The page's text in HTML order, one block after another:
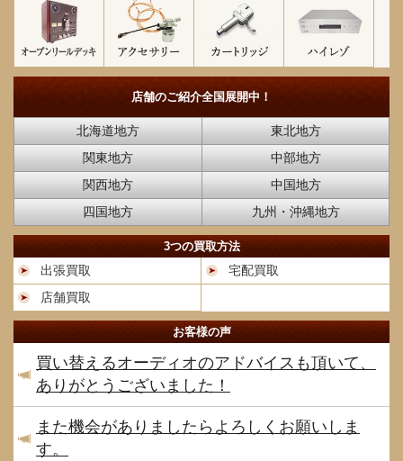
店舗のご紹介全国展開中！
北海道地方
東北地方
関東地方
中部地方
関西地方
中国地方
四国地方
九州・沖縄地方
3つの買取方法
出張買取
宅配買取
店舗買取
お客様の声
買い替えるオーディオのアドバイスも頂いて、
ありがとうございました！
また機会がありましたらよろしくお願いしま
す。